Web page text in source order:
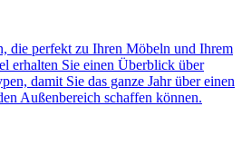
die perfekt zu Ihren Möbeln und Ihrem
erhalten Sie einen Überblick über
damit Sie das ganze Jahr über einen
Außenbereich schaffen können.